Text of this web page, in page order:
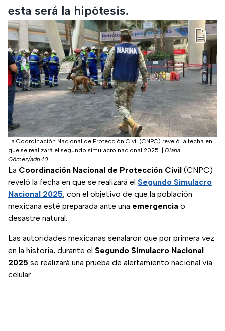
esta será la hipótesis.
La Coordinación Nacional de Protección Civil (CNPC) reveló la fecha en
que se realizará el segundo simulacro nacional 2025.
Diana
Gómez/adn40
La Coordinación Nacional de Protección Civil (CNPC)
reveló la fecha en que se realizará el Segundo Simulacro
Nacional 2025, con el objetivo de que la población
mexicana esté preparada ante una emergencia o
desastre natural.
Las autoridades mexicanas señalaron que por primera vez
en la historia, durante el Segundo Simulacro Nacional
2025 se realizará una prueba de alertamiento nacional vía
celular.